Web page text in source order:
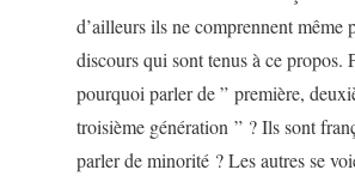
d’ailleurs ils ne comprennent même
discours qui sont tenus à ce propos.
pourquoi parler de ” première,
troisième génération ” ? Ils sont
parler de minorité ? Les autres se